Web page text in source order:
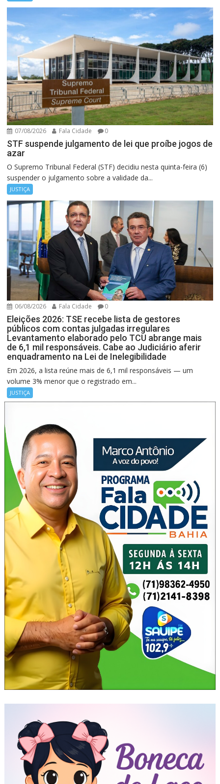
07/08/2026 Fala Cidade 0
STF suspende julgamento de lei que proíbe jogos de
azar
O Supremo Tribunal Federal (STF) decidiu nesta quinta-feira (6)
suspender o julgamento sobre a validade da...
JUSTIÇA
06/08/2026 Fala Cidade 0
Eleições 2026: TSE recebe lista de gestores
públicos com contas julgadas irregulares
Levantamento elaborado pelo TCU abrange mais
de 6,1 mil responsáveis. Cabe ao Judiciário aferir
enquadramento na Lei de Inelegibilidade
Em 2026, a lista reúne mais de 6,1 mil responsáveis — um
volume 3% menor que o registrado em...
JUSTIÇA